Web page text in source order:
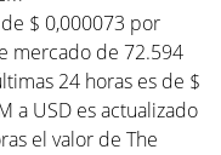
$ 0,000073 por
mercado de 72.594
24 horas es de $
a USD es actualizado
el valor de The